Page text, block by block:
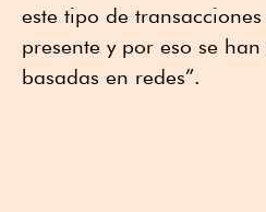
este tipo de
presente y por eso se
basadas en redes”.